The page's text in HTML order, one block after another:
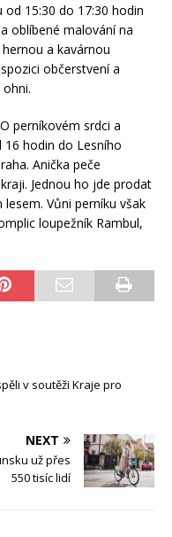
15:30 do 17:30 hodin
oblíbené malování na
a kavárnou
občerstvení a
perníkovém srdci a
hodin do Lesního
Anička peče
Jednou ho jde prodat
Vůni perníku však
loupežník Rambul,
v soutěži Kraje pro
NEXT
už přes
550 tisíc lidí